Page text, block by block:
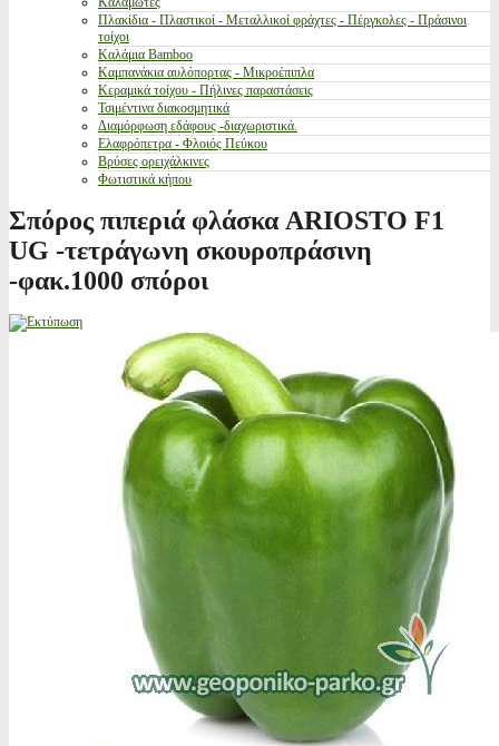
Πλακίδια - Πλαστικοί - Μεταλλικοί φράχτες - Πέργκολες - Πράσινοι
τοίχοι
Καλάμια Bamboo
Καμπανάκια αυλόπορτας - Μικροέπιπλα
Κεραμικά τοίχου - Πήλινες παραστάσεις
Τσιμέντινα διακοσμητικά
Διαμόρφωση εδάφους -διαχωριστικά.
Ελαφρόπετρα - Φλοιός Πεύκου
Βρύσες ορειχάλκινες
Φωτιστικά κήπου
Σπόρος πιπεριά φλάσκα ARIOSTO F1
UG -τετράγωνη σκουροπράσινη
-φακ.1000 σπόροι